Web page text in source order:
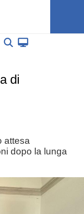
di
attesa
dopo la lunga